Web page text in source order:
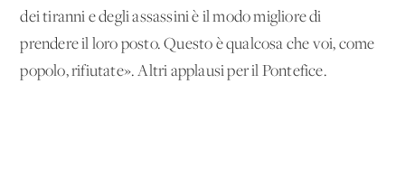
dei tiranni e degli assassini è il modo migliore di
prendere il loro posto. Questo è qualcosa che voi, come
popolo, rifiutate». Altri applausi per il Pontefice.